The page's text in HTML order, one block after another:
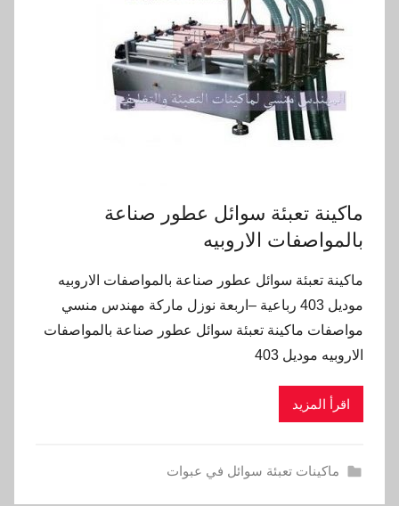
ماكينة تعبئة سوائل عطور صناعة
بالمواصفات الاروبيه
ماكينة تعبئة سوائل عطور صناعة بالمواصفات الاروبيه
موديل 403 رباعية –اربعة نوزل ماركة مهندس منسي
مواصفات ماكينة تعبئة سوائل عطور صناعة بالمواصفات
الاروبيه موديل 403
اقرأ المزيد
ماكينات تعبئة سوائل في عبوات